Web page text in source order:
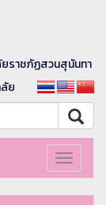
ยราชภัฏสวนสุนันทา
ย
Toggle